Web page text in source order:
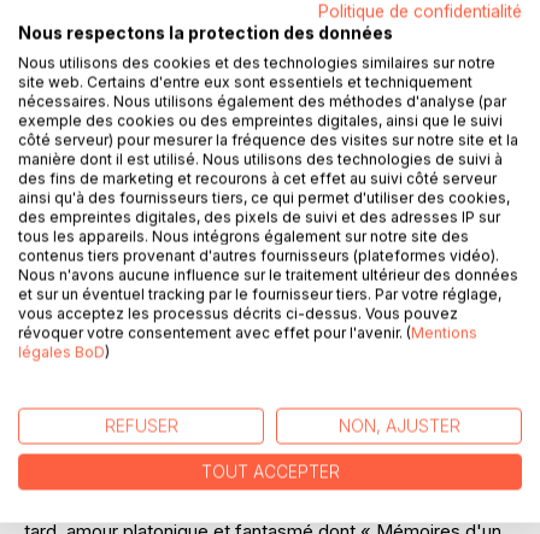
DESCRIPTION
« Mémoires d'un fou » est un roman de jeunesse de
Gustave Flaubert qui ne fut publié qu'après sa mort. Le
narrateur y raconte son enfance peu heureuse, malmenée
par les moqueries de ses camarades au collège puis
l'amour qu'il ressent, encore adolescent, pour une femme
fois secrète et idéalisée est autobiographique puisque
Flaubert, un an avant la rédaction de cette première
oeuvre, a rencontré Élisa Schlésinger : elle a dix ans de
plus que lui et lui inspirera le personnage de Mme Arnoux
Politique de confidentialité
Nous respectons la protection des données
Nous utilisons des cookies et des technologies similaires sur notre
site web. Certains d'entre eux sont essentiels et techniquement
nécessaires. Nous utilisons également des méthodes d'analyse (par
exemple des cookies ou des empreintes digitales, ainsi que le suivi
côté serveur) pour mesurer la fréquence des visites sur notre site et la
manière dont il est utilisé. Nous utilisons des technologies de suivi à
des fins de marketing et recourons à cet effet au suivi côté serveur
ainsi qu'à des fournisseurs tiers, ce qui permet d'utiliser des cookies,
des empreintes digitales, des pixels de suivi et des adresses IP sur
tous les appareils. Nous intégrons également sur notre site des
contenus tiers provenant d'autres fournisseurs (plateformes vidéo).
Nous n'avons aucune influence sur le traitement ultérieur des données
et sur un éventuel tracking par le fournisseur tiers. Par votre réglage,
vous acceptez les processus décrits ci-dessus. Vous pouvez
révoquer votre consentement avec effet pour l'avenir. (Mentions
légales BoD)
REFUSER NON, AJUSTER
TOUT ACCEPTER